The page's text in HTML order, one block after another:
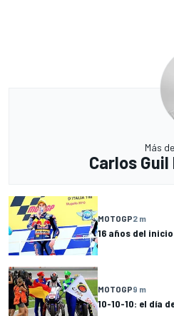
Más de
Carlos
MOTOGP2 m
16 años del
MOTOGP9 m
10-10-10: el día